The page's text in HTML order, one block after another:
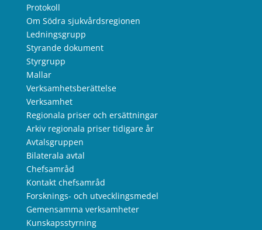
Protokoll
Om Södra sjukvårdsregionen
Ledningsgrupp
Styrande dokument
Styrgrupp
Mallar
Verksamhetsberättelse
Verksamhet
Regionala priser och ersättningar
Arkiv regionala priser tidigare år
Avtalsgruppen
Bilaterala avtal
Chefsamråd
Kontakt chefsamråd
Forsknings- och utvecklingsmedel
Gemensamma verksamheter
Kunskapsstyrning